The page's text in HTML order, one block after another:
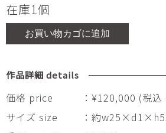
在庫1個
お買い物カゴに追加
作品詳細 details
価格 price
：¥120,000 (税
サイズ size
：約